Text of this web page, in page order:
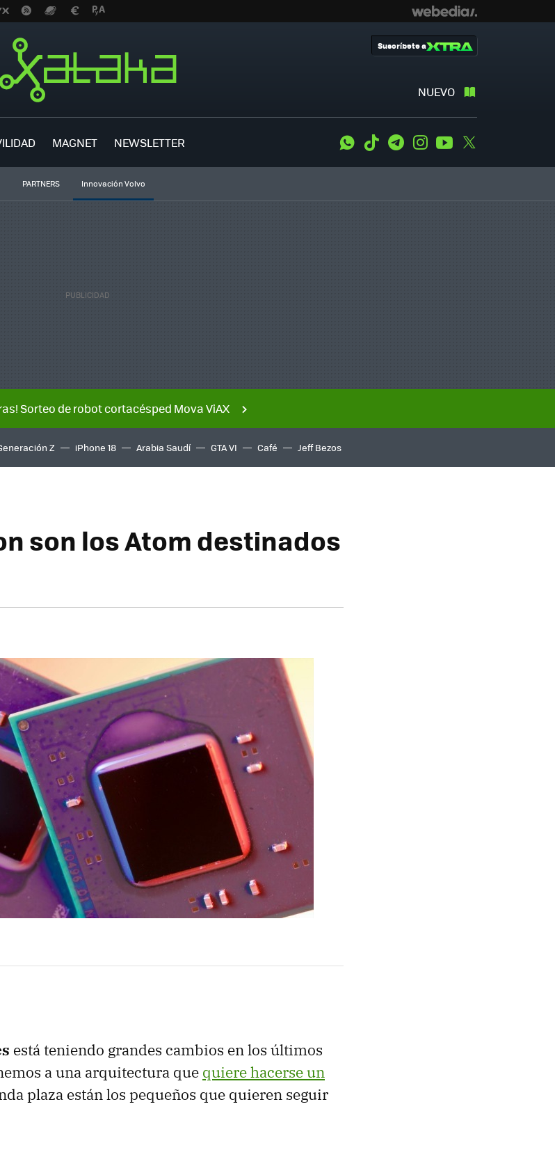
NUEVO
Suscríbete a
MAGNET NEWSLETTER WhatsApp
Tiktok TelegramInstagramYoutube
PARTNERS Innovación Volvo
Sorteo de robot cortacésped Mova ViAX
Z iPhone 18 Arabia Saudí GTA VI Café Jeff Bezos
son los Atom destinados
está teniendo grandes cambios en los últimos
a una arquitectura que quiere hacerse un
plaza están los pequeños que quieren seguir